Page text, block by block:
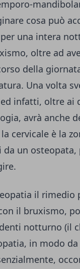
cosa può
una intera
oltre ad
della
Una volta
infatti, oltre ai
avrà anche
la cervicale è la
un
il rimedio
il bruxismo,
notturno (il
in modo